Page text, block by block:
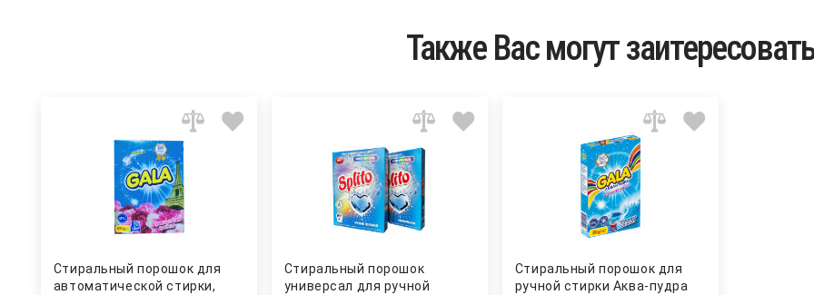
Также Вас могут заитересовать
Стиральный порошок для
автоматической стирки,
Стиральный порошок
универсал для ручной
Стиральный порошок для
ручной стирки Аква-пудра